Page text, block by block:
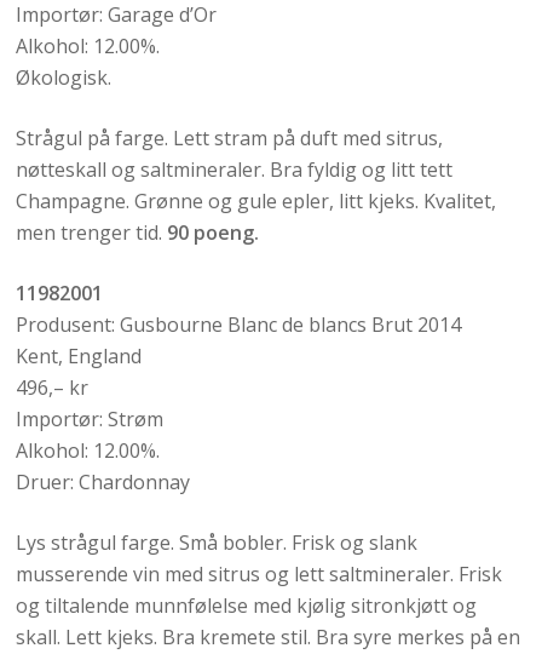
Importør: Garage d’Or
Alkohol: 12.00%.
Økologisk.
Strågul på farge. Lett stram på duft med sitrus,
nøtteskall og saltmineraler. Bra fyldig og litt tett
Champagne. Grønne og gule epler, litt kjeks. Kvalitet,
men trenger tid. 90 poeng.
11982001
Produsent: Gusbourne Blanc de blancs Brut 2014
Kent, England
496,– kr
Importør: Strøm
Alkohol: 12.00%.
Druer: Chardonnay
Lys strågul farge. Små bobler. Frisk og slank
musserende vin med sitrus og lett saltmineraler. Frisk
og tiltalende munnfølelse med kjølig sitronkjøtt og
skall. Lett kjeks. Bra kremete stil. Bra syre merkes på en